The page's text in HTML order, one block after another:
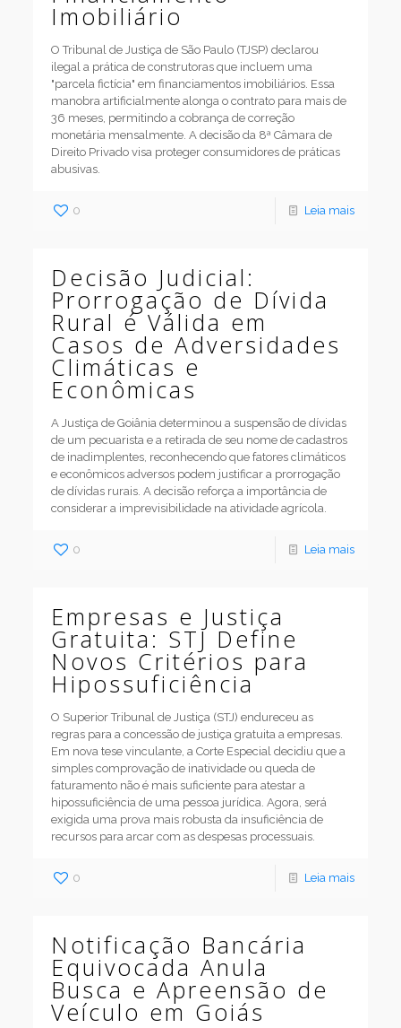
Imobiliário
O Tribunal de Justiça de São Paulo (TJSP) declarou
ilegal a prática de construtoras que incluem uma
"parcela fictícia" em financiamentos imobiliários. Essa
manobra artificialmente alonga o contrato para mais de
36 meses, permitindo a cobrança de correção
monetária mensalmente. A decisão da 8ª Câmara de
Direito Privado visa proteger consumidores de práticas
abusivas.
0 Leia mais
Decisão Judicial:
Prorrogação de Dívida
Rural é Válida em
Casos de Adversidades
Climáticas e
Econômicas
A Justiça de Goiânia determinou a suspensão de dívidas
de um pecuarista e a retirada de seu nome de cadastros
de inadimplentes, reconhecendo que fatores climáticos
e econômicos adversos podem justificar a prorrogação
de dívidas rurais. A decisão reforça a importância de
considerar a imprevisibilidade na atividade agrícola.
0 Leia mais
Empresas e Justiça
Gratuita: STJ Define
Novos Critérios para
Hipossuficiência
O Superior Tribunal de Justiça (STJ) endureceu as
regras para a concessão de justiça gratuita a empresas.
Em nova tese vinculante, a Corte Especial decidiu que a
simples comprovação de inatividade ou queda de
faturamento não é mais suficiente para atestar a
hipossuficiência de uma pessoa jurídica. Agora, será
exigida uma prova mais robusta da insuficiência de
recursos para arcar com as despesas processuais.
0 Leia mais
Notificação Bancária
Equivocada Anula
Busca e Apreensão de
Veículo em Goiás